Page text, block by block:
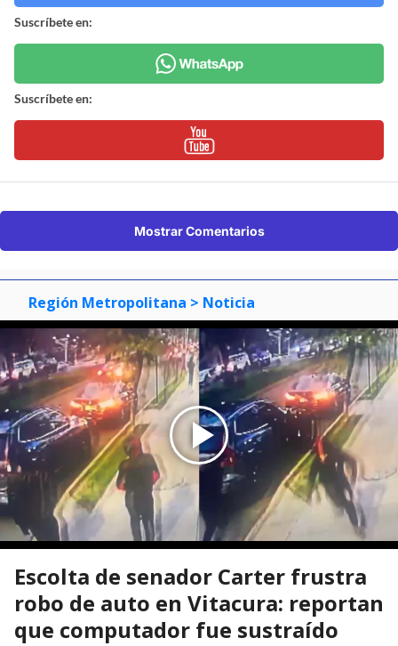
Suscríbete en:
Suscríbete en:
Mostrar Comentarios
Región Metropolitana > Noticia
Escolta de senador Carter frustra
robo de auto en Vitacura: reportan
que computador fue sustraído